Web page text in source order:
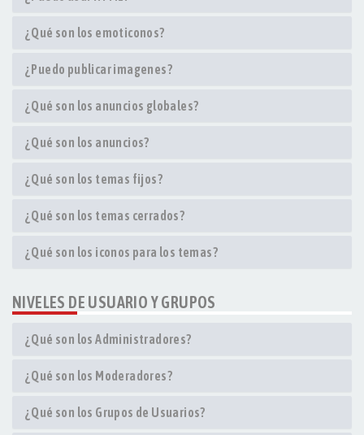
¿Qué son los emoticonos?
¿Puedo publicar imagenes?
¿Qué son los anuncios globales?
¿Qué son los anuncios?
¿Qué son los temas fijos?
¿Qué son los temas cerrados?
¿Qué son los iconos para los temas?
NIVELES DE USUARIO Y GRUPOS
¿Qué son los Administradores?
¿Qué son los Moderadores?
¿Qué son los Grupos de Usuarios?